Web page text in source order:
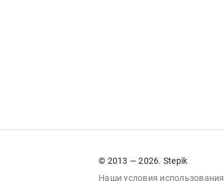
© 2013 — 2026. Stepik
Наши условия использования